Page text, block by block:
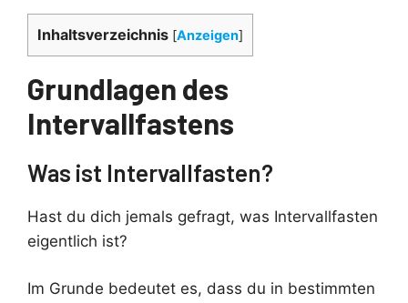
Inhaltsverzeichnis [Anzeigen]
Grundlagen des
Intervallfastens
Was ist Intervallfasten?
Hast du dich jemals gefragt, was Intervallfasten
eigentlich ist?
Im Grunde bedeutet es, dass du in bestimmten